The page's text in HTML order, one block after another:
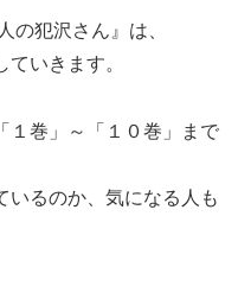
の犯沢さん』は、
ていきます。
１巻」～「１０巻」まで
いるのか、気になる人も